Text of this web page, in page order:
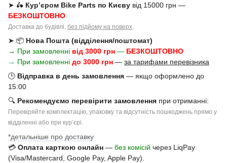
➤ 🛵 Кур’єром Bike Parts по Києву від 15000 грн —
БЕЗКОШТОВНО
Доставка до будівлі, без підйому на поверх.
➤ 📦 Нова Пошта (відділення/поштомат)
→ При замовленні від 3000 грн — БЕЗКОШТОВНО
→ При замовленні до 3000 грн — за тарифами перевізника
🕒 Відправка в день замовлення — якщо оформлено до
15:00
🔍 Рекомендуємо перевірити замовлення при отриманні:
Перевіряйте комплектацію, упаковку та відсутність пошкоджень прямо у
відділенні або при курʼєрі.
*детальніше про доставку
💳 Оплата карткою онлайн — без комісій через LiqPay
(Visa/Mastercard, Google Pay, Apple Pay).